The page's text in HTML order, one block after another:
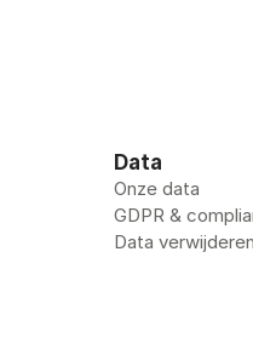
Data
Onze data
GDPR &
Data verwijderen